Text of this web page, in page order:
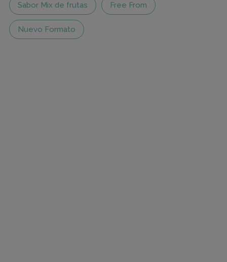
Sabor Mix de frutas Free From
Nuevo Formato